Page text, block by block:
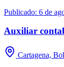
Publicado: 6 de
Auxiliar
Cartagena,